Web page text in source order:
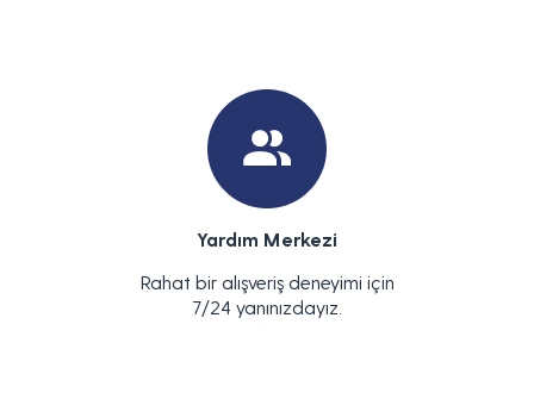
Yardım Merkezi
Rahat bir alışveriş deneyimi için
7/24 yanınızdayız.